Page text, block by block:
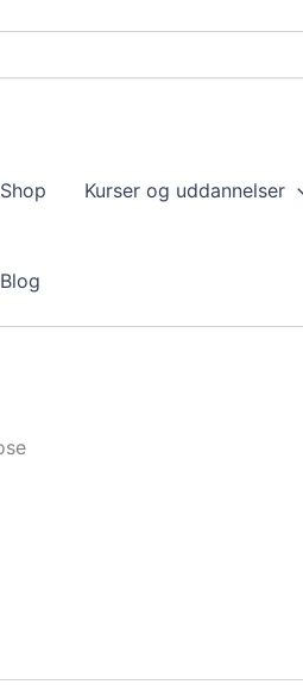
Shop Kurser og uddannelser
Blog